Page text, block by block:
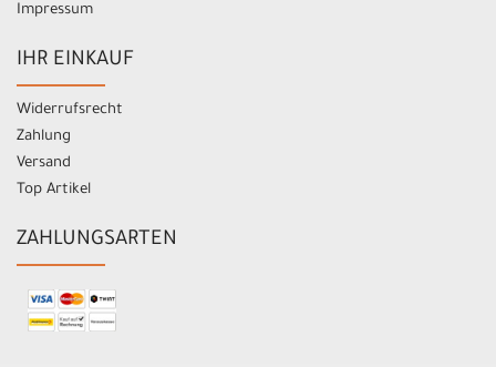
Impressum
IHR EINKAUF
Widerrufsrecht
Zahlung
Versand
Top Artikel
ZAHLUNGSARTEN